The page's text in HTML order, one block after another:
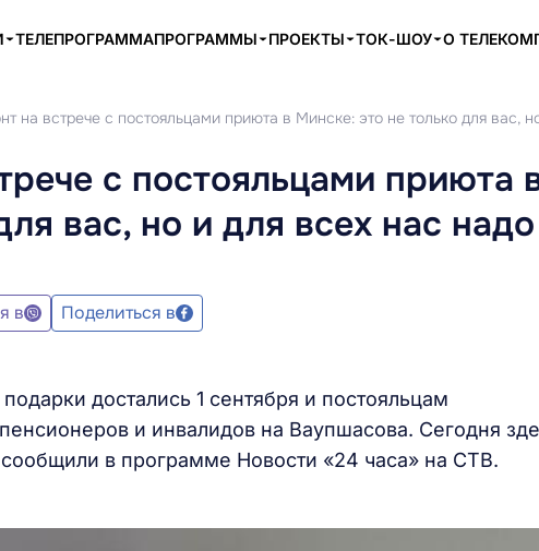
ТЕЛЕПРОГРАММАПРОГРАММЫ ПРОЕКТЫ ТОК-ШОУ О
на встрече с постояльцами приюта в Минске: это не только для вас,
с постояльцами приюта
вас, но и для всех нас надо
в Поделиться в
достались 1 сентября и постояльцам
и инвалидов на Ваупшасова. Сегодня
в программе Новости «24 часа» на СТВ.